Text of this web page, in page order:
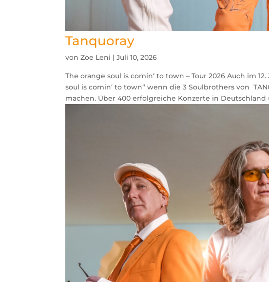
Tanquoray
vonZoe Leni |Juli 10, 2026
The orange soul is comin‘ to town – Tour 2026 Auch im
soul is comin‘ to town“ wenn die 3 Soulbrothers von
machen. Über 400 erfolgreiche Konzerte in Deutschland